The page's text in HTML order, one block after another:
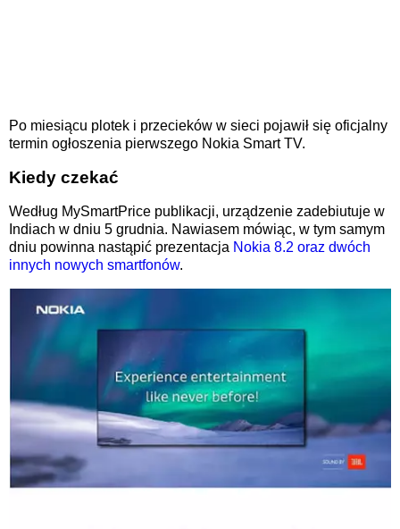
Po miesiącu plotek i przecieków w sieci pojawił się oficjalny
termin ogłoszenia pierwszego Nokia Smart TV.
Kiedy czekać
Według MySmartPrice publikacji, urządzenie zadebiutuje w
Indiach w dniu 5 grudnia. Nawiasem mówiąc, w tym samym
dniu powinna nastąpić prezentacja Nokia 8.2 oraz dwóch
innych nowych smartfonów.